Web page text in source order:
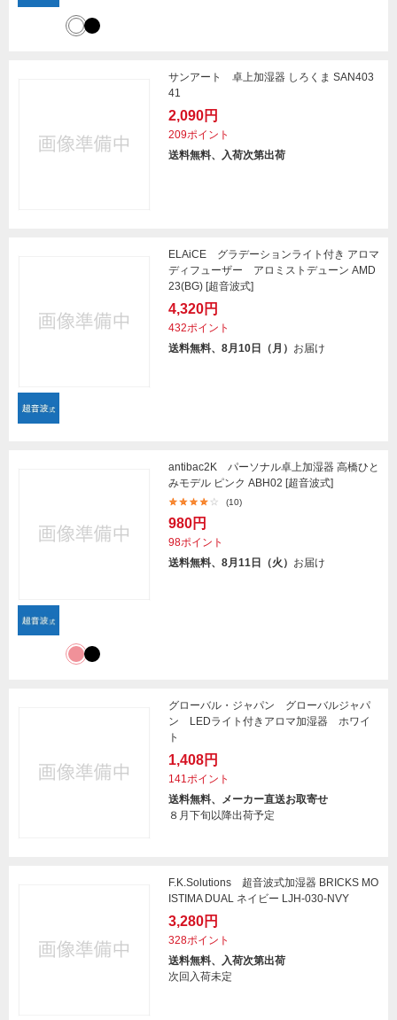
サンアート 卓上加湿器 しろくま SAN403
41
2,090円
209ポイント
送料無料、入荷次第出荷
ELAiCE グラデーションライト付き アロマ
ディフューザー アロミストデューン AMD
23(BG) [超音波式]
4,320円
432ポイント
送料無料、8月10日（月） お届け
antibac2K パーソナル卓上加湿器 高橋ひと
みモデル ピンク ABH02 [超音波式]
(10)
980円
98ポイント
送料無料、8月11日（火） お届け
グローバル・ジャパン グローバルジャパ
ン LEDライト付きアロマ加湿器 ホワイ
ト
1,408円
141ポイント
送料無料、メーカー直送お取寄せ
８月下旬以降出荷予定
F.K.Solutions 超音波式加湿器 BRICKS MO
ISTIMA DUAL ネイビー LJH-030-NVY
3,280円
328ポイント
送料無料、入荷次第出荷
次回入荷未定